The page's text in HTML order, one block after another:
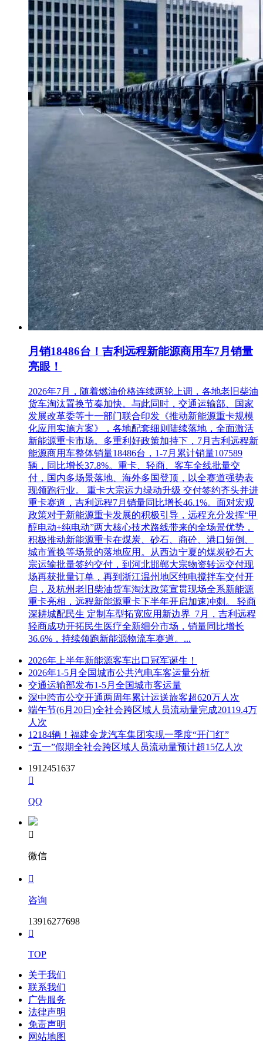
月销18486台！吉利远程新能源商用车7月销量
亮眼！
2026年7月，随着燃油价格连续两轮上调，各地老旧柴油
货车淘汰置换节奏加快。与此同时，交通运输部、国家
发展改革委等十一部门联合印发《推动新能源重卡规模
化应用实施方案》，各地配套细则陆续落地，全面激活
新能源重卡市场。多重利好政策加持下，7月吉利远程新
能源商用车整体销量18486台，1-7月累计销量107589
辆，同比增长37.8%。重卡、轻商、客车全线批量交
付，国内多场景落地、海外多国登顶，以全赛道强势表
现领跑行业。 重卡大宗运力绿动升级 交付签约齐头并进
重卡赛道，吉利远程7月销量同比增长46.1%。面对宏观
政策对于新能源重卡发展的积极引导，远程充分发挥“甲
醇电动+纯电动”两大核心技术路线带来的全场景优势，
积极推动新能源重卡在煤炭、砂石、商砼、港口短倒、
城市置换等场景的落地应用。从西边宁夏的煤炭砂石大
宗运输批量签约交付，到河北邯郸大宗物资转运交付现
场再获批量订单，再到浙江温州地区纯电搅拌车交付开
启，及杭州老旧柴油货车淘汰政策宣贯现场全系新能源
重卡亮相，远程新能源重卡下半年开启加速冲刺。 轻商
深耕城配民生 定制车型拓宽应用新边界 7月，吉利远程
轻商成功开拓民生医疗全新细分市场，销量同比增长
36.6%，持续领跑新能源物流车赛道。...
2026年上半年新能源客车出口冠军诞生！
2026年1-5月全国城市公共汽电车客运量分析
交通运输部发布1-5月全国城市客运量
深中跨市公交开通两周年累计运送旅客超620万人次
端午节(6月20日)全社会跨区域人员流动量完成20119.4万
人次
12184辆！福建金龙汽车集团实现一季度“开门红”
“五一”假期全社会跨区域人员流动量预计超15亿人次
1912451637

QQ

微信

咨询
13916277698

TOP
关于我们
联系我们
广告服务
法律声明
免责声明
网站地图